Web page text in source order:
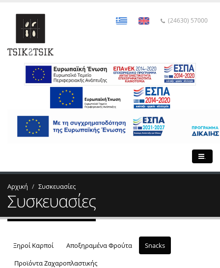
(24630) 57000
Αρχική Συσκευασίες
Συσκευασίες
Ξηροί Καρποί Αποξηραμένα Φρούτα
Snacks
Προϊόντα Ζαχαροπλαστικής